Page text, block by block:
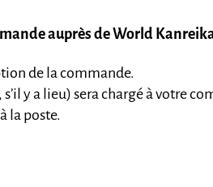
auprès de World
de la commande.
y a lieu) sera chargé à votre
la poste.